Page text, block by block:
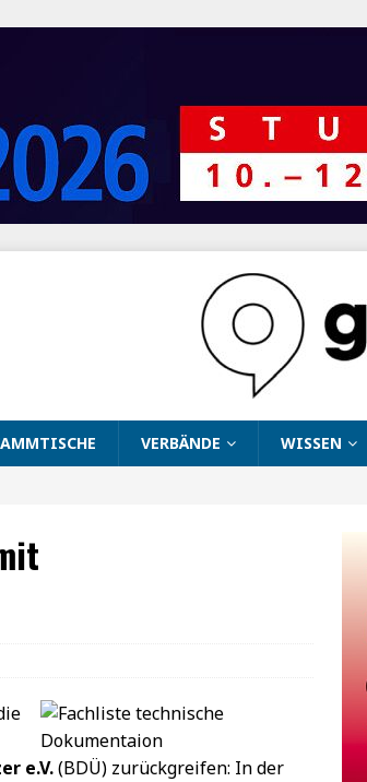
VERBÄNDE WISSEN
e.V.(BDÜ) zurückgreifen: In der